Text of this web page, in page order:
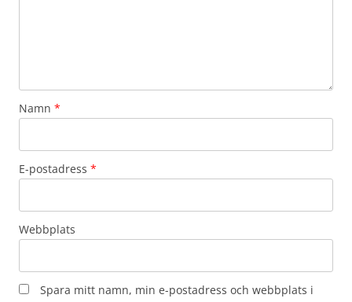
Namn *
E-postadress *
Webbplats
Spara mitt namn, min e-postadress och webbplats i